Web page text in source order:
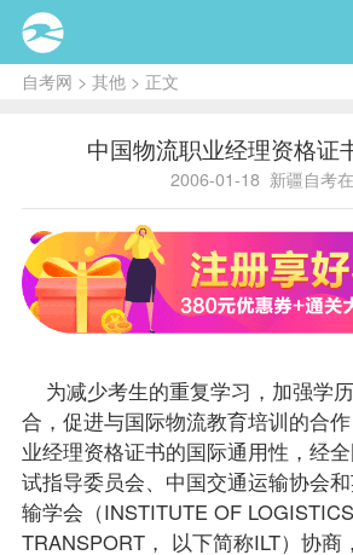
自考网 > 其他 > 正文
中国物流职业经理资格证
2006-01-18 新疆自考
为减少考生的重复学习，加强学
合，促进与国际物流教育培训的合
业经理资格证书的国际通用性，经
试指导委员会、中国交通运输协会
输学会（INSTITUTE OF
TRANSPORT， 以下简称ILT）协商